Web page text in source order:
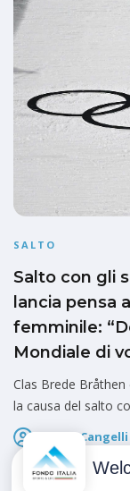
SALTO
Salto con gli
lancia pensa
femminile:
Mondiale di
Clas Brede
la causa del salto
Marco Cangelli
Pubblicato il